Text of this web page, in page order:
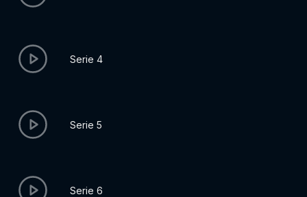
Serie 4
Serie 5
Serie 6